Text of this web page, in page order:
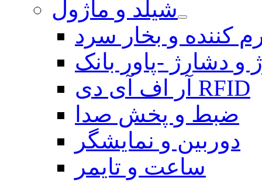
شیلد و ماژول
کننده و بخار سرد
و دشارژ -پاور بانک
آر اف آی دی RFID
ضبط و پخش صدا
دوربین و نمایشگر
ساعت و تایمر